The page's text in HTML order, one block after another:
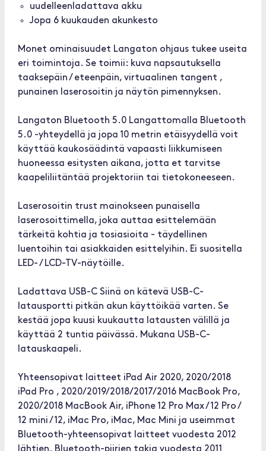
uudelleenladattava akku
Jopa 6 kuukauden akunkesto
Monet ominaisuudet Langaton ohjaus tukee useita
eri toimintoja. Se toimii: kuva napsautuksella
taaksepäin / eteenpäin, virtuaalinen tangent ,
punainen laserosoitin ja näytön pimennyksen.
Langaton Bluetooth 5.0 Langattomalla Bluetooth
5.0 -yhteydellä ja jopa 10 metrin etäisyydellä voit
käyttää kaukosäädintä vapaasti liikkumiseen
huoneessa esitysten aikana, jotta et tarvitse
kaapeliliitäntää projektoriin tai tietokoneeseen.
Laserosoitin trust mainokseen punaisella
laserosoittimella, joka auttaa esittelemään
tärkeitä kohtia ja tosiasioita - täydellinen
luentoihin tai asiakkaiden esittelyihin. Ei suositella
LED- / LCD-TV-näytöille.
Ladattava USB-C Siinä on kätevä USB-C-
latausportti pitkän akun käyttöikää varten. Se
kestää jopa kuusi kuukautta latausten välillä ja
käyttää 2 tuntia päivässä. Mukana USB-C-
latauskaapeli.
Yhteensopivat laitteet iPad Air 2020, 2020/2018
iPad Pro , 2020/2019/2018/2017/2016 MacBook Pro,
2020/2018 MacBook Air, iPhone 12 Pro Max / 12 Pro /
12 mini / 12, iMac Pro, iMac, Mac Mini ja useimmat
Bluetooth-yhteensopivat laitteet vuodesta 2012